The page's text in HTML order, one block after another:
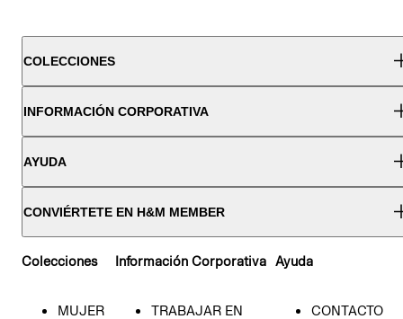
COLECCIONES
INFORMACIÓN CORPORATIVA
AYUDA
CONVIÉRTETE EN H&M MEMBER
Colecciones
MUJER
Información Corporativa
TRABAJAR EN
Ayuda
CONTACTO